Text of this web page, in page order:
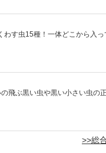
わす虫15種！一体どこから入
飛ぶ黒い虫や黒い小さい虫の
>>総